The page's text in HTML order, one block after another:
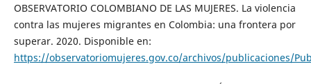
OBSERVATORIO COLOMBIANO DE LAS MUJERES. La violencia
contra las mujeres migrantes en Colombia: una frontera por
superar. 2020. Disponible en:
https://observatoriomujeres.gov.co/archivos/publicaciones/